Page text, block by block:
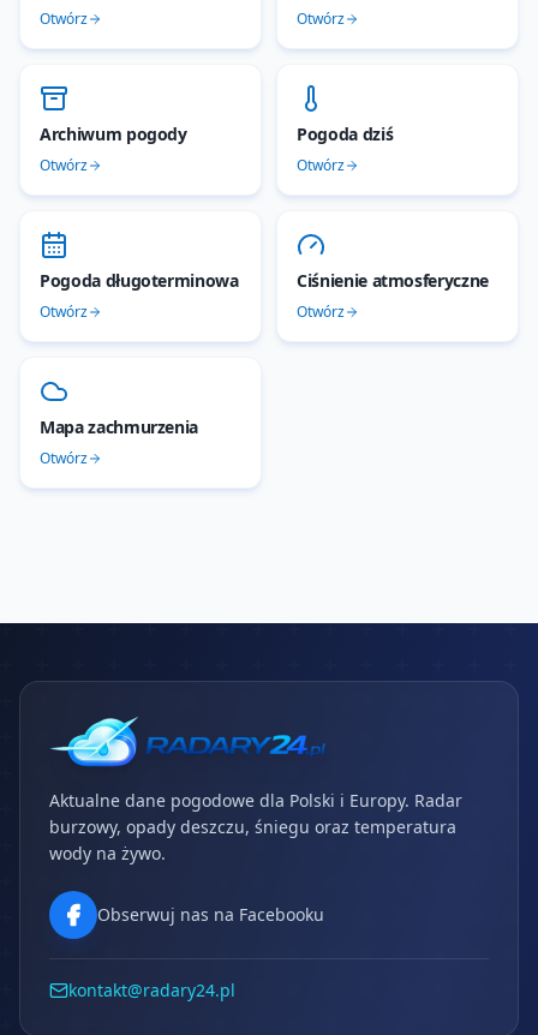
Otwórz Otwórz
Archiwum pogody
Otwórz
Pogoda dziś
Otwórz
Pogoda długoterminowa
Otwórz
Ciśnienie atmosferyczne
Otwórz
Mapa zachmurzenia
Otwórz
Aktualne dane pogodowe dla Polski i Europy. Radar
burzowy, opady deszczu, śniegu oraz temperatura
wody na żywo.
Obserwuj nas na Facebooku
kontakt@radary24.pl